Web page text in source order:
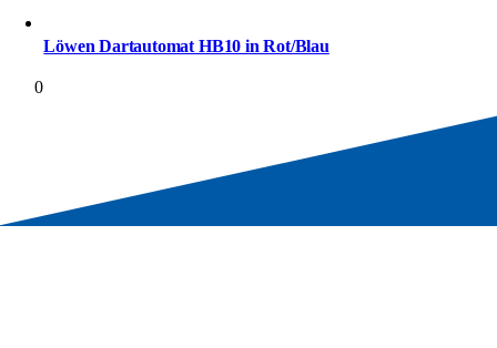
Löwen Dartautomat HB10 in Rot/Blau
0